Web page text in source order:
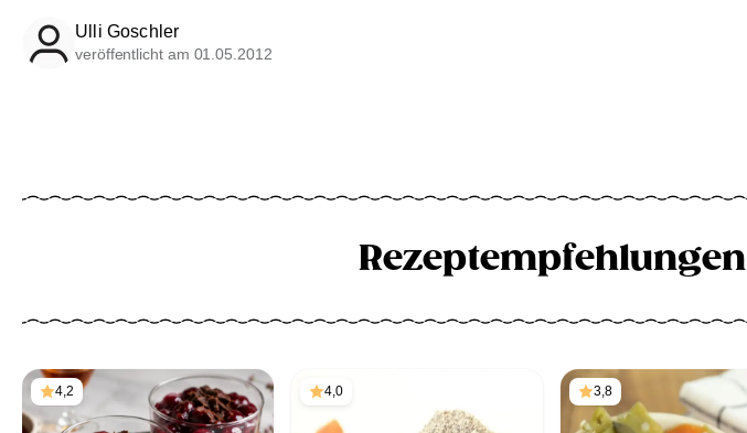
Ulli Goschler
veröffentlicht am 01.05.2012
Rezeptempfehlungen
4,2 4,0 3,8